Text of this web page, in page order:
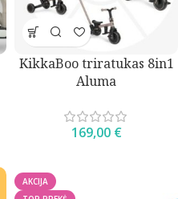
KikkaBoo triratukas 8in1
Aluma
169,00 €
AKCIJA